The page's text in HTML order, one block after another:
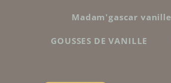
Madam'gascar vanille
GOUSSES DE VANILLE